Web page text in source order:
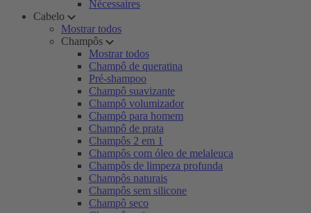
Nécessaires
Cabelo
Mostrar todos
Champôs
Mostrar todos
Champô de queratina
Pré-shampoo
Champô suavizante
Champô volumizador
Champô para homem
Champô de prata
Champôs 2 em 1
Champôs com óleo de melaleuca
Champôs de limpeza profunda
Champôs naturais
Champôs sem silicone
Champô seco